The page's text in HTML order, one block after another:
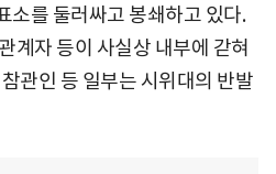
소를 둘러싸고 봉쇄하고 있다.
계자 등이 사실상 내부에 갇혀
관인 등 일부는 시위대의 반발